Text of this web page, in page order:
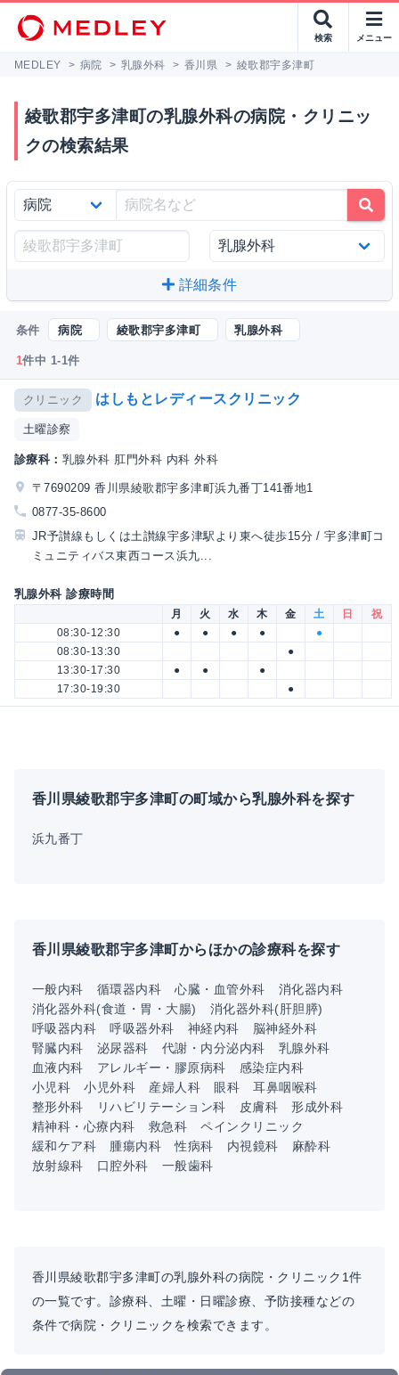
検索 メニュー
MEDLEY > 病院 > 乳腺外科 > 香川県 > 綾歌郡宇多津町
綾歌郡宇多津町の乳腺外科の病院・クリニッ
クの検索結果
詳細条件
条件 病院 綾歌郡宇多津町 乳腺外科
1件中 1-1件
クリニック はしもとレディースクリニック
土曜診察
診療科： 乳腺外科 肛門外科 内科 外科
〒7690209 香川県綾歌郡宇多津町浜九番丁141番地1
0877-35-8600
JR予讃線もしくは土讃線宇多津駅より東へ徒歩15分 / 宇多津町コ
ミュニティバス東西コース浜九...
乳腺外科 診療時間
月 火 水 木 金 土 日
祝
08:30-12:30
● ● ● ●
●
08:30-13:30
●
13:30-17:30
● ●
●
17:30-19:30
●
香川県綾歌郡宇多津町の町域から乳腺外科を探す
浜九番丁
香川県綾歌郡宇多津町からほかの診療科を探す
一般内科 循環器内科 心臓・血管外科
消化器内科
消化器外科(食道・胃・大腸)
消化器外科(肝胆膵)
呼吸器内科
呼吸器外科 神経内科
脳神経外科
腎臓内科
泌尿器科 代謝・内分泌内科
乳腺外科
血液内科
アレルギー・膠原病科
感染症内科
小児科
小児外科 産婦人科 眼科
耳鼻咽喉科
整形外科
リハビリテーション科 皮膚科
形成外科
精神科・心療内科
救急科
ペインクリニック
緩和ケア科
腫瘍内科 性病科 内視鏡科
麻酔科
放射線科
口腔外科 一般歯科
香川県綾歌郡宇多津町の乳腺外科の病院・クリニック1件
の一覧です。診療科、土曜・日曜診療、予防接種などの
条件で病院・クリニックを検索できます。